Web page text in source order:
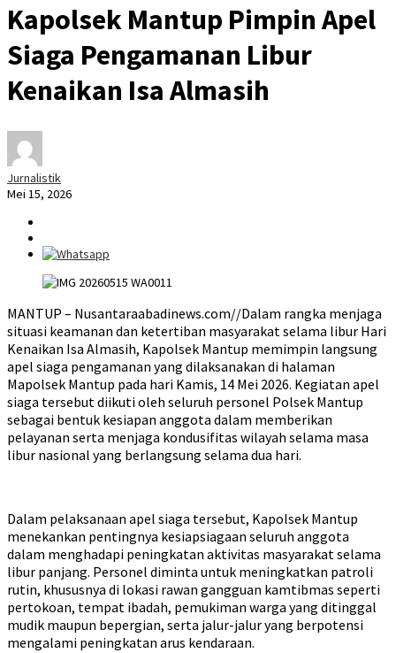
Kapolsek Mantup Pimpin Apel
Siaga Pengamanan Libur
Kenaikan Isa Almasih
Jurnalistik
Mei 15, 2026
MANTUP – Nusantaraabadinews.com//Dalam rangka menjaga
situasi keamanan dan ketertiban masyarakat selama libur Hari
Kenaikan Isa Almasih, Kapolsek Mantup memimpin langsung
apel siaga pengamanan yang dilaksanakan di halaman
Mapolsek Mantup pada hari Kamis, 14 Mei 2026. Kegiatan apel
siaga tersebut diikuti oleh seluruh personel Polsek Mantup
sebagai bentuk kesiapan anggota dalam memberikan
pelayanan serta menjaga kondusifitas wilayah selama masa
libur nasional yang berlangsung selama dua hari.
Dalam pelaksanaan apel siaga tersebut, Kapolsek Mantup
menekankan pentingnya kesiapsiagaan seluruh anggota
dalam menghadapi peningkatan aktivitas masyarakat selama
libur panjang. Personel diminta untuk meningkatkan patroli
rutin, khususnya di lokasi rawan gangguan kamtibmas seperti
pertokoan, tempat ibadah, pemukiman warga yang ditinggal
mudik maupun bepergian, serta jalur-jalur yang berpotensi
mengalami peningkatan arus kendaraan.